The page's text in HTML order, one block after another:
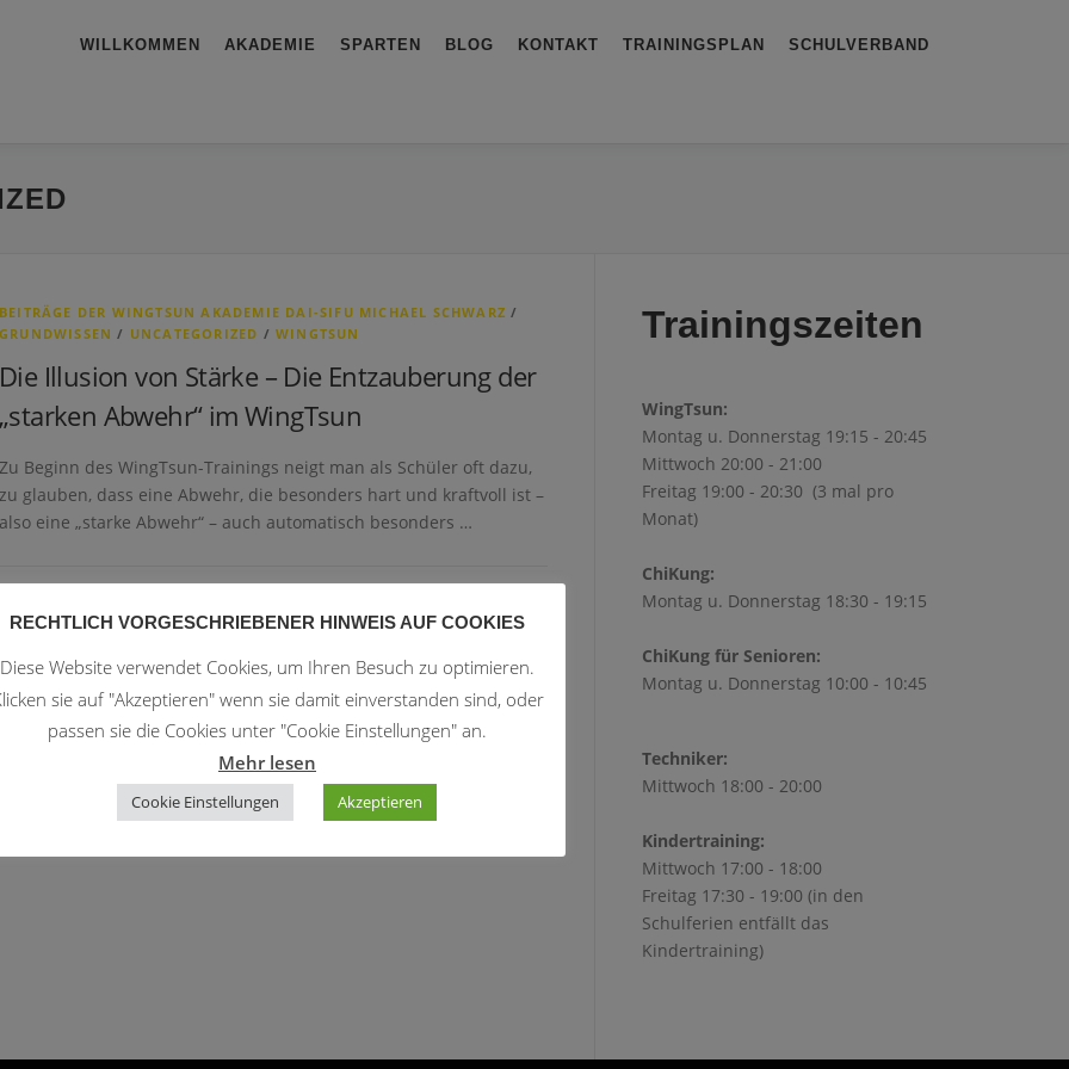
WILLKOMMEN AKADEMIE SPARTEN BLOG KONTAKT TRAININGSPLAN SCHULVERBAND
BEITRÄGE DER WINGTSUN AKADEMIE DAI-SIFU MICHAEL SCHWARZ /
GRUNDWISSEN / UNCATEGORIZED /WINGTSUN
Die Illusion von Stärke – Die Entzauberung der
„starken Abwehr“ im WingTsun
Zu Beginn des WingTsun-Trainings neigt man als Schüler oft dazu,
zu glauben, dass eine Abwehr, die besonders hart und kraftvoll ist –
also eine „starke Abwehr“ – auch automatisch besonders …
Trainingszeiten
WingTsun:
Montag u. Donnerstag 19:15 - 20:45
Mittwoch 20:00 - 21:00
Freitag 19:00 - 20:30 (3 mal pro
Monat)
ChiKung:
Montag u. Donnerstag 18:30 - 19:15
ChiKung für Senioren:
Montag u. Donnerstag 10:00 - 10:45
Techniker:
Mittwoch 18:00 - 20:00
Kindertraining:
Mittwoch 17:00 - 18:00
Freitag 17:30 - 19:00 (in den
Schulferien entfällt das
Kindertraining)
RECHTLICH VORGESCHRIEBENER HINWEIS AUF COOKIES
Diese Website verwendet Cookies, um Ihren Besuch zu optimieren.
sie auf "Akzeptieren" wenn sie damit einverstanden sind, oder
passen sie die Cookies unter "Cookie Einstellungen" an.
Mehr lesen
Cookie Einstellungen Akzeptieren